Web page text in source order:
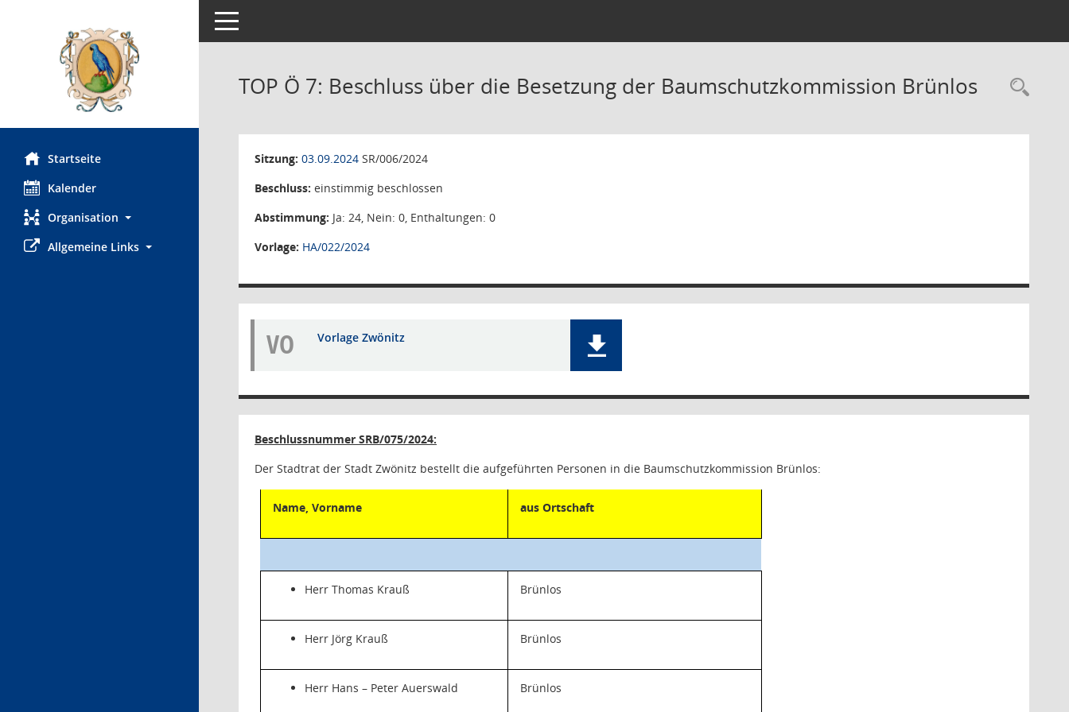
Startseite
Kalender
Organisation
Allgemeine Links
Toggle navigation
TOP Ö 7: Beschluss über die Besetzung der Baumschutzkommission Brünlos
Sitzung: 03.09.2024 SR/006/2024
Beschluss: einstimmig beschlossen
Abstimmung: Ja: 24, Nein: 0, Enthaltungen: 0
Vorlage: HA/022/2024
VO Vorlage Zwönitz
Beschlussnummer SRB/075/2024:
Der Stadtrat der Stadt Zwönitz bestellt die aufgeführten Personen in die Baumschutzkommission Brünlos:
Name, Vorname aus Ortschaft
Herr Thomas Krauß Brünlos
Herr Jörg Krauß Brünlos
Herr Hans – Peter Auerswald Brünlos